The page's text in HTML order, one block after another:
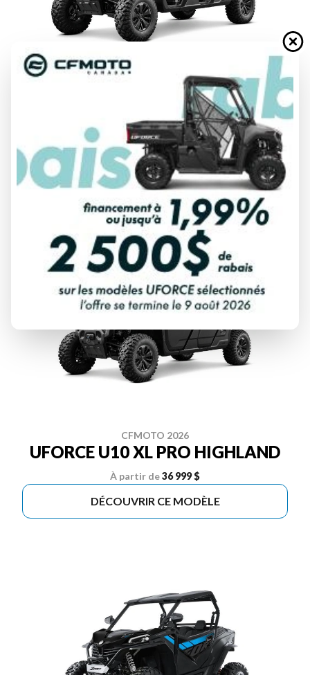
CFMOTO 2026
UFORCE U10 XL PRO
À partir de27 299 $
DÉCOUVRIR CE MODÈLE
CFMOTO 2026
UFORCE U10 XL PRO HIGHLAND
À partir de36 999 $
DÉCOUVRIR CE MODÈLE